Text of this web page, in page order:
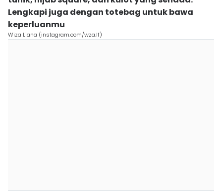
Lengkapi juga dengan totebag untuk bawa
keperluanmu
Wiza Liana (instagram.com/wza.lf)